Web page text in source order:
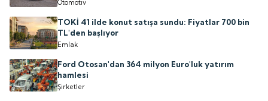
Otomotiv
TOKİ 41 ilde konut satışa sundu: Fiyatlar 700 bin
TL'den başlıyor
Emlak
Ford Otosan'dan 364 milyon Euro'luk yatırım
hamlesi
Şirketler